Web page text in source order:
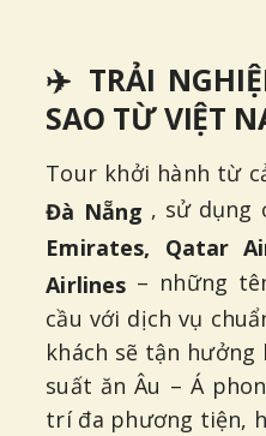
✈️ TRẢI
SAO TỪ VIỆT
Tour khởi hành từ
Đà Nẵng , sử dụng
Emirates, Qatar
Airlines – những
cầu với dịch vụ
khách sẽ tận
suất ăn Âu – Á
trí đa phương tiện,